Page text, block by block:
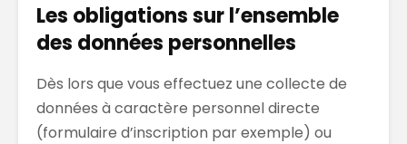
Les obligations sur l’ensemble
des données personnelles
Dès lors que vous effectuez une collecte de
données à caractère personnel directe
(formulaire d’inscription par exemple) ou